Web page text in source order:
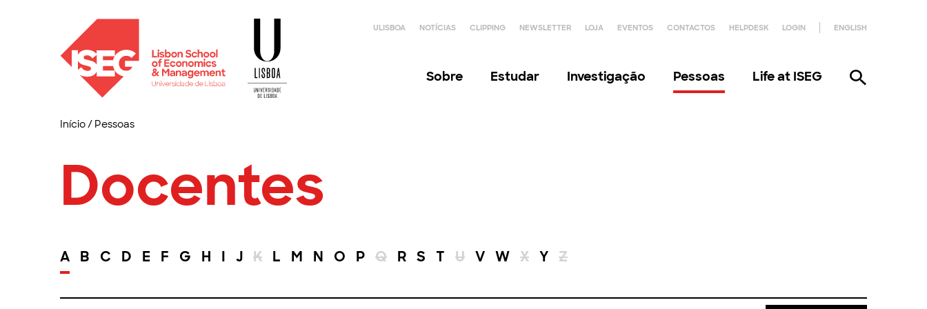
ULISBOA NOTÍCIAS CLIPPING NEWSLETTER LOJA EVENTOS CONTACTOS HELPDESK LOGIN ENGLISH
Sobre Estudar Investigação Pessoas Life at ISEG
Início/ Pessoas
Docentes
A B C D E F G H I J K L M N O P Q R S T U V W X Y Z